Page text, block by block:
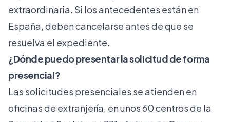
extraordinaria. Si los antecedentes están en
España, deben cancelarse antes de que se
resuelva el expediente.
¿Dónde puedo presentar la solicitud de forma
presencial?
Las solicitudes presenciales se atienden en
oficinas de extranjería, en unos 60 centros de la